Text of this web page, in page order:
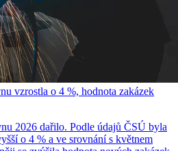
vzrostla o 4 %, hodnota zakázek
2026 dařilo. Podle údajů ČSÚ byla
o 4 % a ve srovnání s květnem